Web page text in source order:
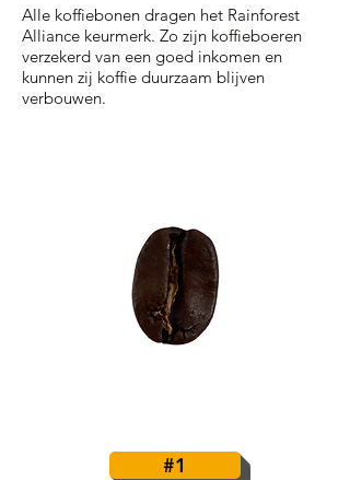
Alle koffiebonen dragen het Rainforest
Alliance keurmerk. Zo zijn koffieboeren
verzekerd van een goed inkomen en
kunnen zij koffie duurzaam blijven
verbouwen.
#1